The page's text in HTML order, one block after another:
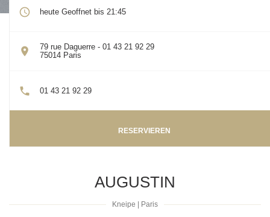
heute Geoffnet bis 21:45
79 rue Daguerre - 01 43 21 92 29
75014 Paris
01 43 21 92 29
RESERVIEREN
AUGUSTIN
Kneipe Paris